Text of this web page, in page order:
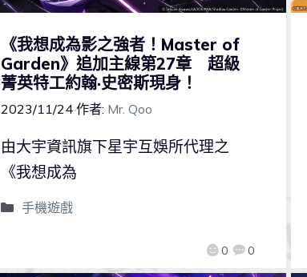
《我想成為影之強者！Master of
Garden》追加主線第27章 超級
菁英特工約翰·史密斯現身！
2023/11/24 作者: Mr. Qoo
0 0
由大宇資訊旗下星宇互娛所代理之
《我想成為
手機遊戲